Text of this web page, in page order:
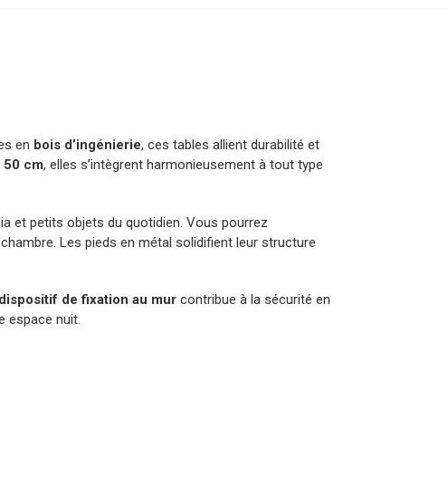
en bois d’ingénierie, ces tables allient durabilité et
50 cm, elles s’intègrent harmonieusement à tout type
et petits objets du quotidien. Vous pourrez
Les pieds en métal solidifient leur structure
dispositif de fixation au mur contribue à la sécurité en
espace nuit.